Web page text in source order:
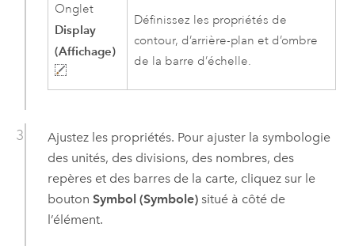
Onglet
Display
(Affichage)
Définissez les propriétés de
contour, d’arrière-plan et d’ombre
de la barre d’échelle.
Ajustez les propriétés. Pour ajuster la symbologie
des unités, des divisions, des nombres, des
repères et des barres de la carte, cliquez sur le
bouton Symbol (Symbole)situé à côté de
l’élément.